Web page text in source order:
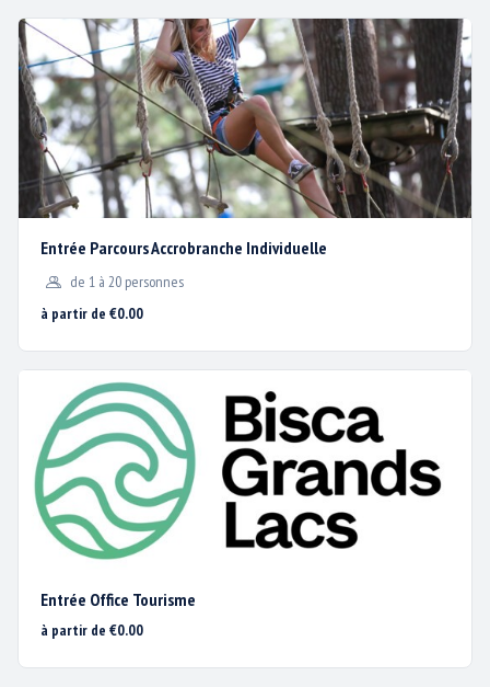
CARTE PASS
Nous utilisons des cookies
Entrée Parcours Accrobranche Individuelle
de 1 à 20 personnes
à partir de €0.00
Entrée Office Tourisme
à partir de €0.00